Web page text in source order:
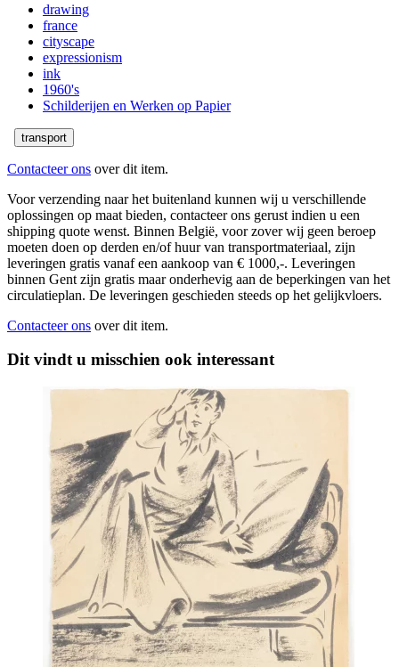
drawing
france
cityscape
expressionism
ink
1960's
Schilderijen en Werken op Papier
transport
Contacteer ons over dit item.
Voor verzending naar het buitenland kunnen wij u verschillende
oplossingen op maat bieden, contacteer ons gerust indien u een
shipping quote wenst. Binnen België, voor zover wij geen beroep
moeten doen op derden en/of huur van transportmateriaal, zijn
leveringen gratis vanaf een aankoop van € 1000,-. Leveringen
binnen Gent zijn gratis maar onderhevig aan de beperkingen van het
circulatieplan. De leveringen geschieden steeds op het gelijkvloers.
Contacteer ons over dit item.
Dit vindt u misschien ook interessant